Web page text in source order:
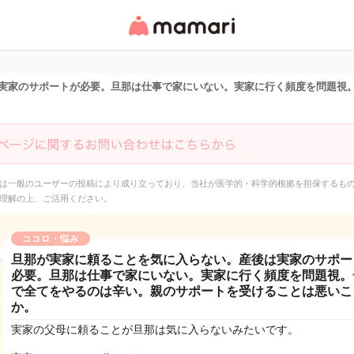
リ・情報サイト
家のサポートが必要。旦那は仕事で家にいない。実家に行く頻度を問題視
一般のユーザーの投稿により成り立っており、当社が医学的・科学的根拠を担保するも
解の上、ご活用ください。
ココロ・悩み
旦那が実家に頼ることを気に入らない。産後は実家のサポ
必要。旦那は仕事で家にいない。実家に行く頻度を問題視
で全てをやるのは辛い。親のサポートを受けることは悪い
か。
実家の父母に頼ることが旦那は気に入らないみたいです。